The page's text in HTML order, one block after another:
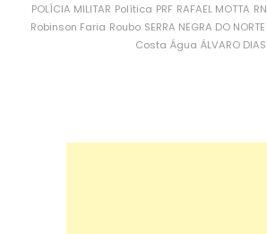
POLÍCIA MILITAR Política PRF RAFAEL MOTTA RN
Robinson Faria Roubo SERRA NEGRA DO NORTE
Costa Água ÁLVARO DIAS